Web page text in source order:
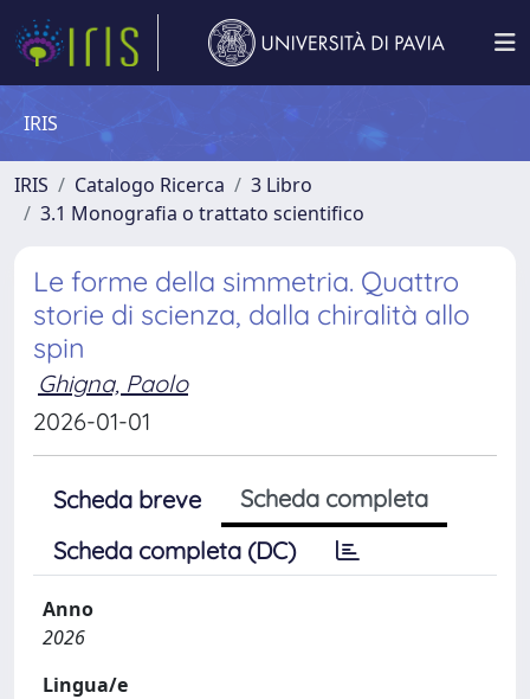
IRIS
IRIS Catalogo Ricerca
3 Libro
3.1 Monografia o trattato scientifico
Le forme della simmetria. Quattro
storie di scienza, dalla chiralità allo
spin
Ghigna, Paolo
2026-01-01
Scheda breve
Scheda completa
Scheda completa (DC)
Anno
2026
Lingua/e